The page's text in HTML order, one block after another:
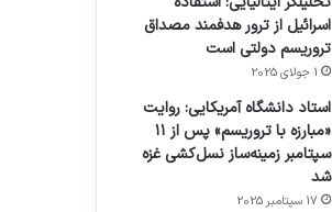
اسرائیل از ترور هدفمند مصداق
تروریسم دولتی است
1 جولای 2025
استاد دانشگاه آمریکایی: روایت
«مبارزه با تروریسم» پس از ۱۱
سپتامبر زمینه‌ساز نسل‌کشی غزه
شد
17 سپتامبر 2025